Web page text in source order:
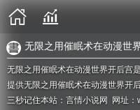
无限之用催眠术在动漫世
无限之用催眠术在动漫世界开后宫
提供无限之用催眠术在动漫世界开
三秒记住本站：言情小说网 网址